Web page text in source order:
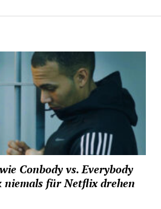
Conbody vs. Everybody
für Netflix drehen